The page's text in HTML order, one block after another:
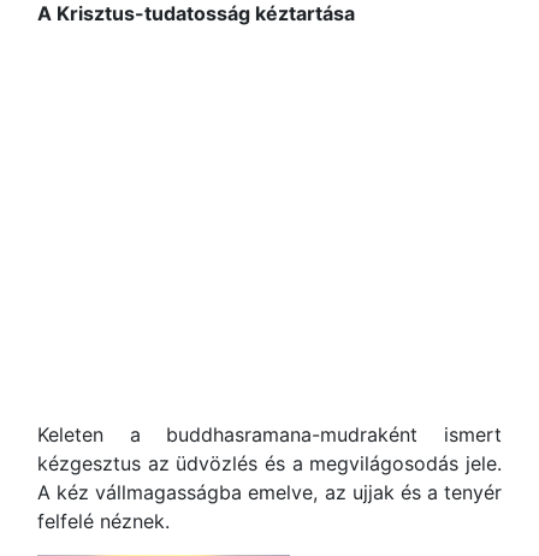
A Krisztus-tudatosság kéztartása
Keleten a buddhasramana-mudraként ismert
kézgesztus az üdvözlés és a megvilágosodás jele.
A kéz vállmagasságba emelve, az ujjak és a tenyér
felfelé néznek.